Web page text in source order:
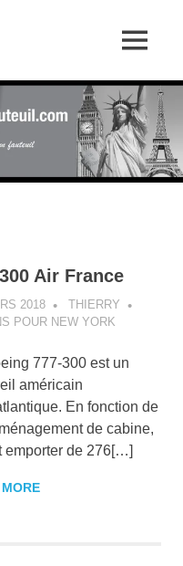
MENU
Air France
2018
THIERRY
POUR NEW YORK
777-300 est un
américain
En fonction de
de cabine,
emporter de 276[…]